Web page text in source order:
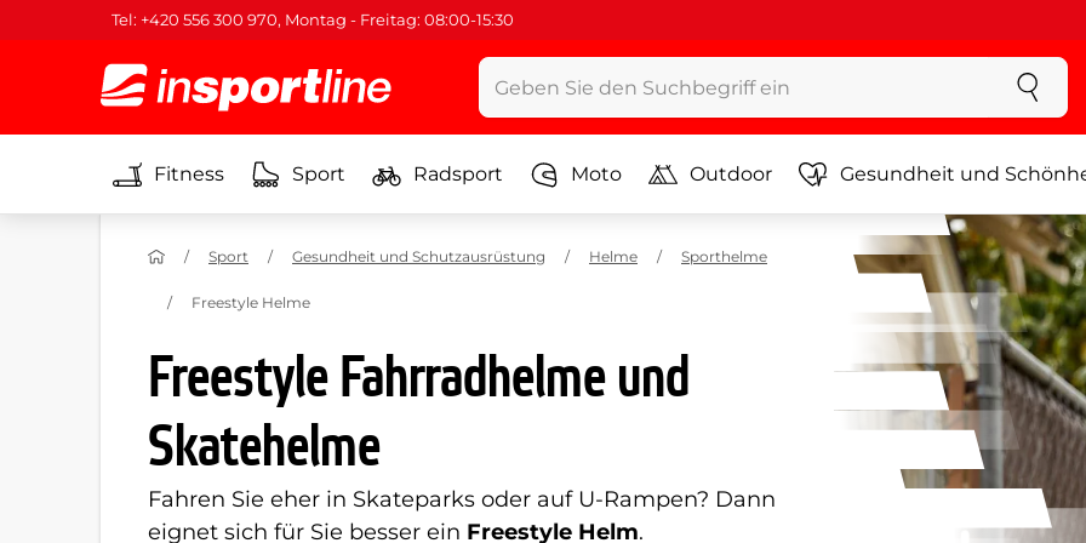
Tel: +420 556 300 970, Montag - Freitag: 08:00-15:30
Fitness Sport Radsport Moto Outdoor Gesundheit und
Freestyle Fahrradhelme und
Skatehelme
Fahren Sie eher in Skateparks oder auf U-Rampen? Dann
eignet sich für Sie besser ein Freestyle Helm.
Sport Gesundheit und Schutzausrüstung Helme Sporthelme
Freestyle Helme